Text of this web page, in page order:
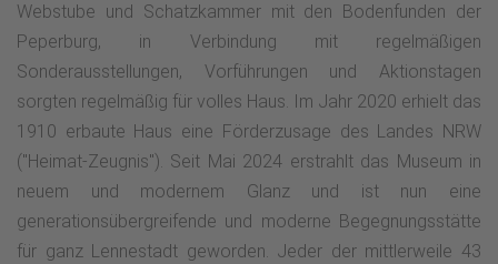
Webstube und Schatzkammer mit den Bodenfunden der
Peperburg, in Verbindung mit regelmäßigen
Sonderausstellungen, Vorführungen und Aktionstagen
sorgten regelmäßig für volles Haus. Im Jahr 2020 erhielt das
1910 erbaute Haus eine Förderzusage des Landes NRW
("Heimat-Zeugnis"). Seit Mai 2024 erstrahlt das Museum in
neuem und modernem Glanz und ist nun eine
generationsübergreifende und moderne Begegnungsstätte
für ganz Lennestadt geworden. Jeder der mittlerweile 43